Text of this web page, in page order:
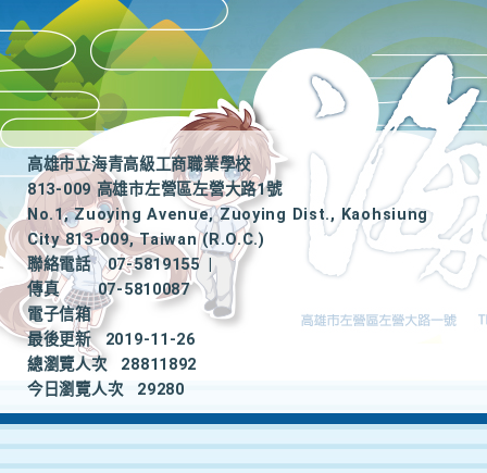
高雄市立海青高級工商職業學校
813-009 高雄市左營區左營大路1號
No.1, Zuoying Avenue, Zuoying Dist., Kaohsiung
City 813-009, Taiwan (R.O.C.)
聯絡電話
07-5819155
|
傳真
07-5810087
電子信箱
最後更新
2019-11-26
總瀏覽人次
28811892
今日瀏覽人次
29280